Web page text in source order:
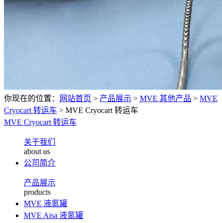
你现在的位置： 网站首页 > 产品展示 > MVE 其他产品 > MVE
Cryocart 转运车 > MVE Cryocart 转运车
MVE Cryocart 转运车
关于我们
about us
公司简介
产品展示
products
MVE 液氮罐
MVE Aisa 液氮罐